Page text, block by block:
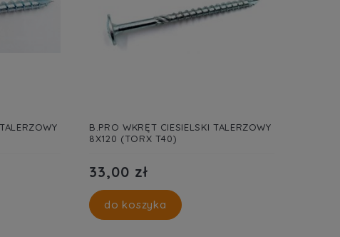
B.PRO WKRĘT CIESIELSKI TALERZOWY
8X120 (TORX T40)
33,00 zł
do koszyka